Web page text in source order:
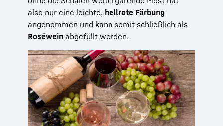
also nur eine leichte, hellrote Färbung
angenommen und kann somit schließlich als
Roséwein abgefüllt werden.